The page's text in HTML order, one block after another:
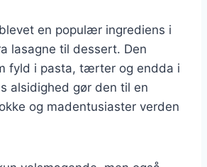
en populær ingrediens i
lasagne til dessert. Den
fyld i pasta, tærter og endda i
alsidighed gør den til en
og madentusiaster verden